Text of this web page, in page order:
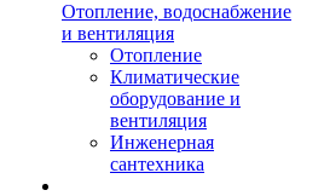
Отопление, водоснабжение
и вентиляция
Отопление
Климатические
оборудование и
вентиляция
Инженерная
сантехника